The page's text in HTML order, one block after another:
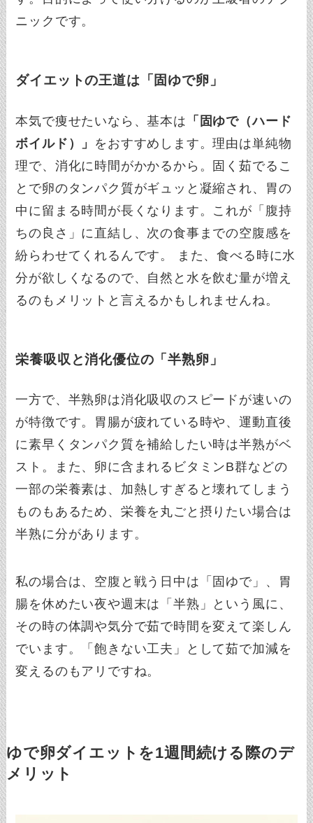
ニックです。
ダイエットの王道は「固ゆで卵」
本気で痩せたいなら、基本は 「固ゆで（ハード
ボイルド）」 をおすすめします。理由は単純物
理で、消化に時間がかかるから。固く茹でるこ
とで卵のタンパク質がギュッと凝縮され、胃の
中に留まる時間が長くなります。これが「腹持
ちの良さ」に直結し、次の食事までの空腹感を
紛らわせてくれるんです。 また、食べる時に水
分が欲しくなるので、自然と水を飲む量が増え
るのもメリットと言えるかもしれませんね。
栄養吸収と消化優位の「半熟卵」
一方で、半熟卵は消化吸収のスピードが速いの
が特徴です。胃腸が疲れている時や、運動直後
に素早くタンパク質を補給したい時は半熟がベ
スト。また、卵に含まれるビタミンB群などの
一部の栄養素は、加熱しすぎると壊れてしまう
ものもあるため、栄養を丸ごと摂りたい場合は
半熟に分があります。
私の場合は、空腹と戦う日中は「固ゆで」、胃
腸を休めたい夜や週末は「半熟」という風に、
その時の体調や気分で茹で時間を変えて楽しん
でいます。「飽きない工夫」として茹で加減を
変えるのもアリですね。
ゆで卵ダイエットを1週間続ける際のデ
メリット